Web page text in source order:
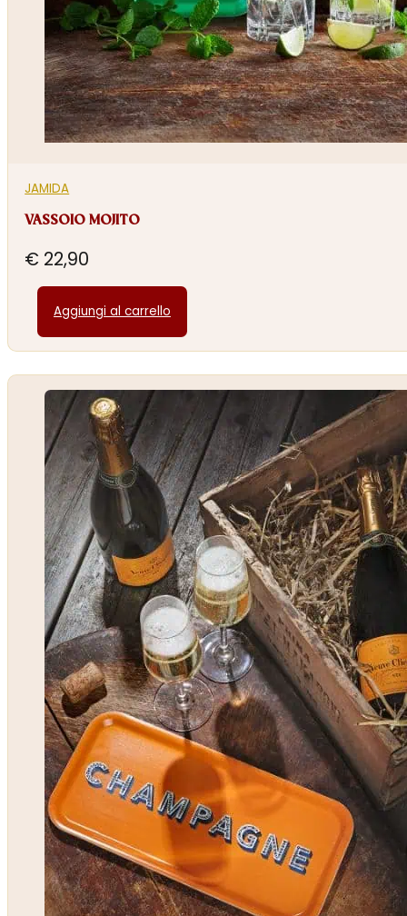
JAMIDA
VASSOIO MOJITO
€ 22,90
Aggiungi al carrello